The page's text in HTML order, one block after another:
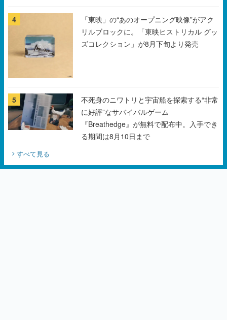
ズコレクション」が8月下旬より発売
『Breathedge』が無料で配布中。入手でき
る期間は8月10日まで
すべて見る